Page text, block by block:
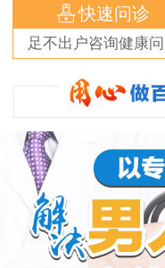
快速问诊
足不出户咨询健康